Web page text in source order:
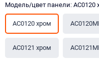
Модель/цвет панели: AC0120
AC0120 хром
AC0121 хром